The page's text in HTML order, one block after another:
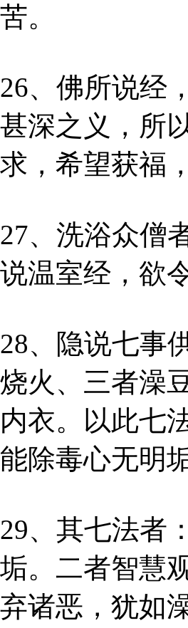
苦。
26、佛所说经
甚深之义，所
求，希望获福
27、洗浴众僧
说温室经，欲
28、隐说七事
烧火、三者澡
内衣。以此七
能除毒心无明
29、其七法者
垢。二者智慧
弃诸恶，犹如